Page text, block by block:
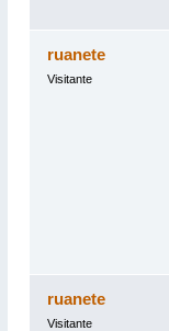
ruanete
Visitante
ruanete
Visitante